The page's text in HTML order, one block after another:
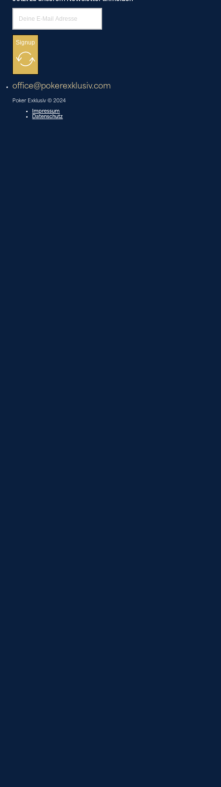
Signup
office@pokerexklusiv.com
Poker Exklusiv © 2024
Impressum
Datenschutz